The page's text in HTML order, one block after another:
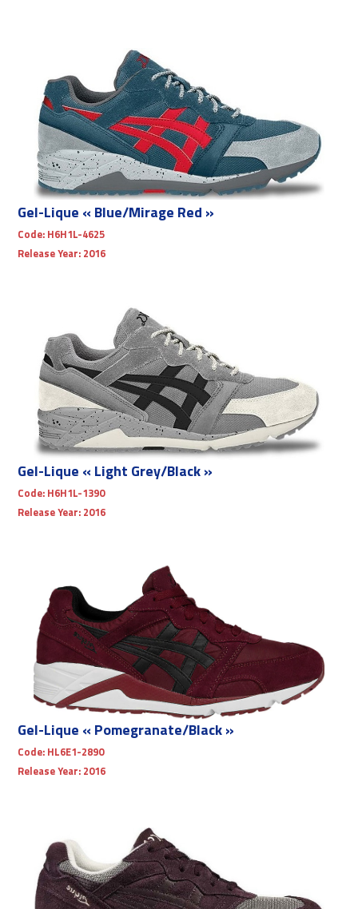
Gel-Lique « Blue/Mirage Red »
Code: H6H1L-4625
Release Year: 2016
Gel-Lique « Light Grey/Black »
Code: H6H1L-1390
Release Year: 2016
Gel-Lique « Pomegranate/Black »
Code: HL6E1-2890
Release Year: 2016